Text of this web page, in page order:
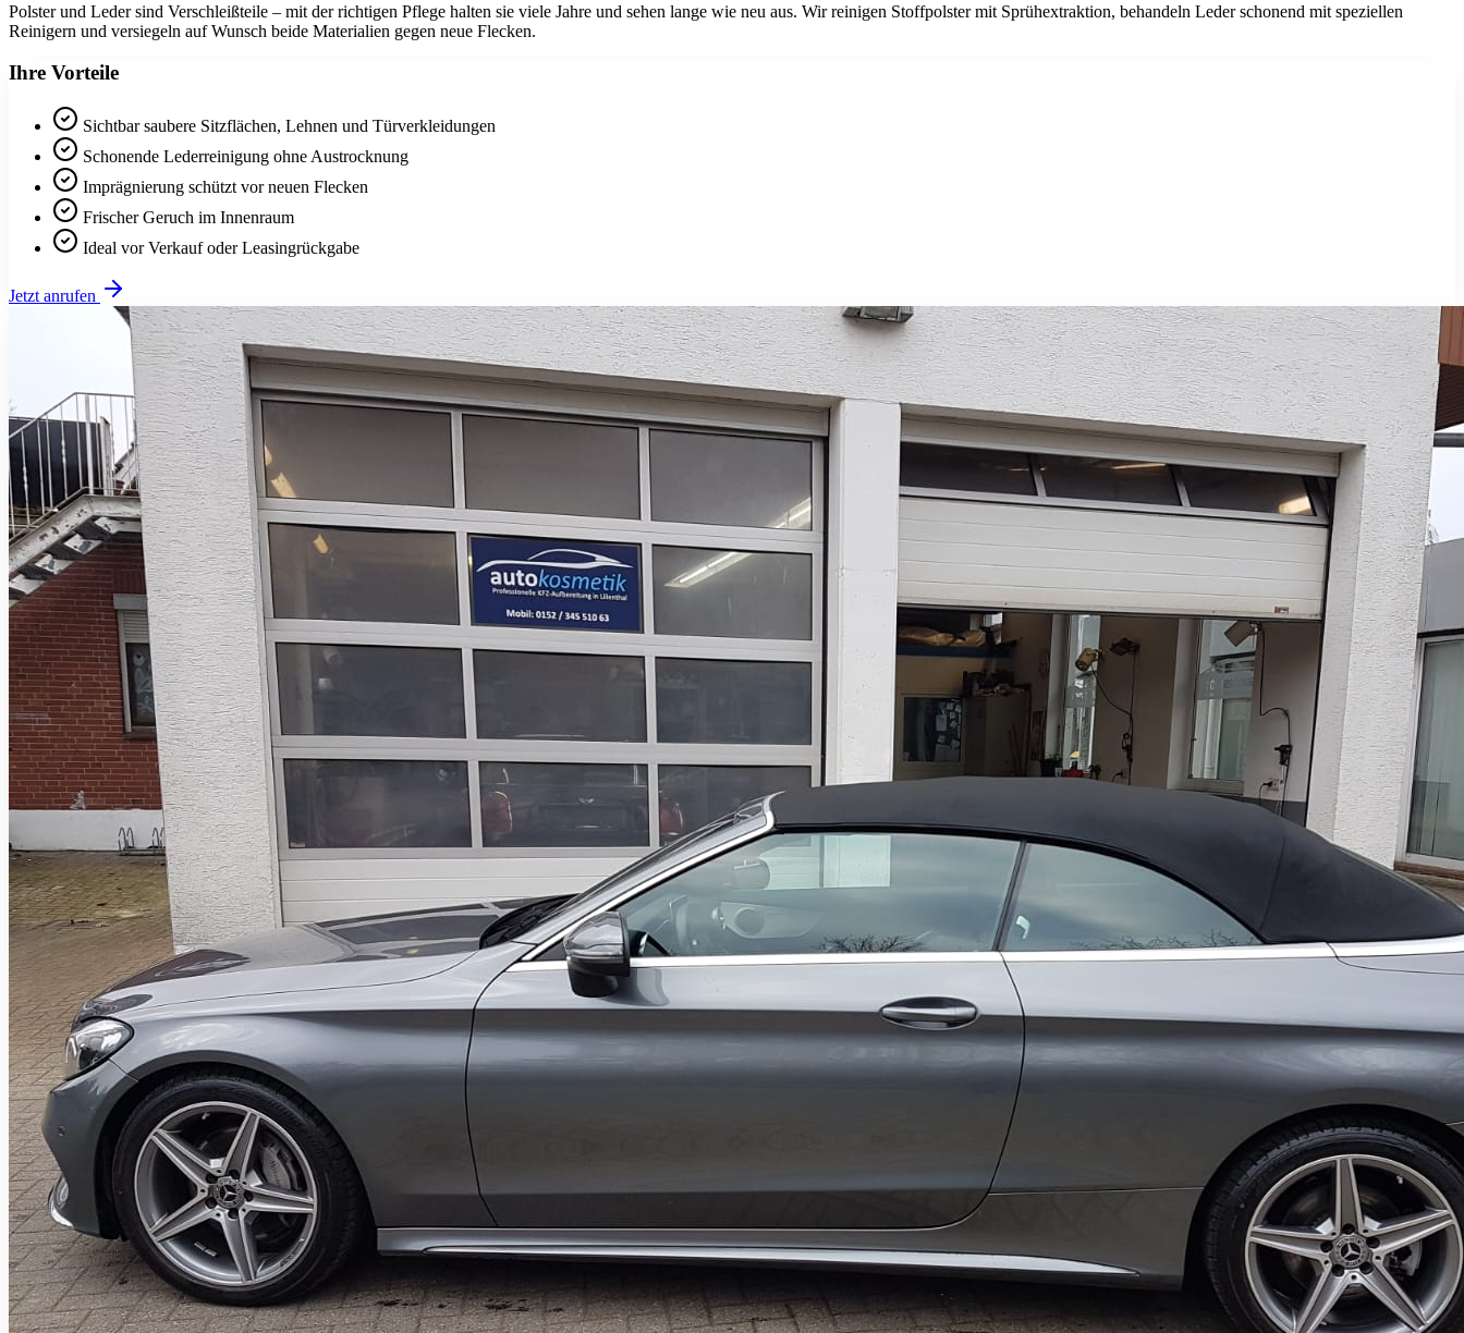
Polster und Leder sind Verschleißteile – mit der richtigen Pflege halten sie viele Jahre und sehen lange wie neu aus. Wir reinigen Stoffpolster mit Sprühextraktion, behandeln Leder schonend mit speziellen
Reinigern und versiegeln auf Wunsch beide Materialien gegen neue Flecken.
Ihre Vorteile
Sichtbar saubere Sitzflächen, Lehnen und Türverkleidungen
Schonende Lederreinigung ohne Austrocknung
Imprägnierung schützt vor neuen Flecken
Frischer Geruch im Innenraum
Ideal vor Verkauf oder Leasingrückgabe
Jetzt anrufen